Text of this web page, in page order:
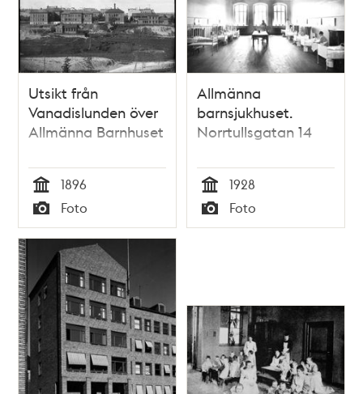
Utsikt från
Vanadislunden över
Allmänna Barnhuset
Tid
1896
Typ
Foto
Allmänna
barnsjukhuset.
Norrtullsgatan 14
Tid
1928
Typ
Foto